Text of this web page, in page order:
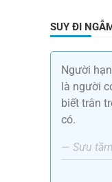
SUY ĐI
Người
là người
biết trân
có.
— Sưu tầm